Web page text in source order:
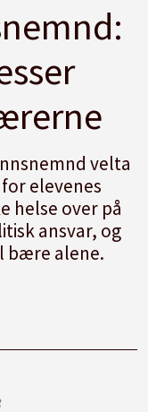
velta
elevenes
helse over på
ansvar, og
bære alene.